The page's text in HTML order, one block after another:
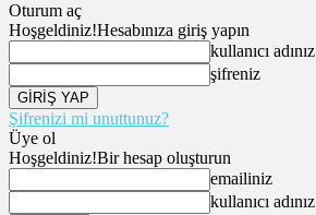
Oturum aç
Hoşgeldiniz!Hesabınıza giriş yapın
kullanıcı adınız
şifreniz
Şifrenizi mi unuttunuz?
Üye ol
Hoşgeldiniz!Bir hesap oluşturun
emailiniz
kullanıcı adınız